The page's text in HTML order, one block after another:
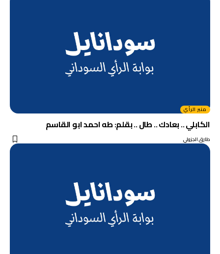
منبر الرأي
الكابلي .. بعادك .. طال .. بقلم: طه احمد ابو القاسم
طارق الجزولي